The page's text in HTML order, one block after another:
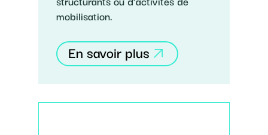
mobilisation.
En savoir plus